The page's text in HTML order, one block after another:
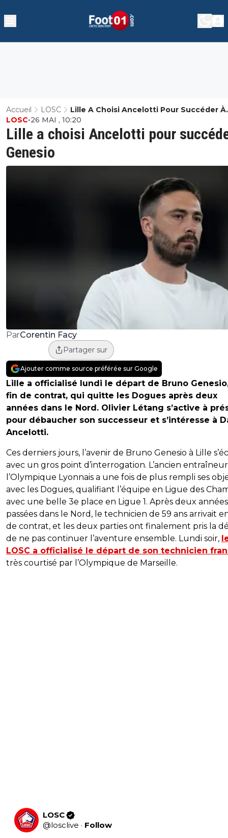
Accueil LOSC
Lille A Choisi Ancelotti Pour Succéder À
Genesio
Lille a choisi Ancelotti pour
Genesio
LOSC•26 MAI , 10:20
ParCorentin Facy
Partager sur
Ajouter comme source préférée sur Google
Lille a officialisé lundi le départ de Bruno
fin de contrat, qui quitte les Dogues après deux
années dans le Nord. Olivier Létang s’active à
pour débaucher son successeur et s’intéresse à
Ancelotti.
Ces derniers jours, l’avenir de Bruno Genesio à Lille
avec un gros point d’interrogation. L’ancien
l’Olympique Lyonnais a une fois de plus rempli ses
avec les Dogues, qualifiant l’équipe en Ligue des
avec une belle 3e place en Ligue 1. Après deux années
passées dans le Nord, le technicien de 59 ans arrivait
de contrat, et les deux parties ont finalement pris la
de ne pas continuer l’aventure ensemble. Lundi soir,
LOSC a officialisé le départ de son technicien
très courtisé par l’Olympique de Marseille.
LOSC
@losclive · Follow